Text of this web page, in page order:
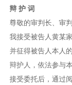
辩 护 词
尊敬的审判长、审
我接受被告人黄某
并征得被告人本人
辩护人，依法参与
接受委托后，通过